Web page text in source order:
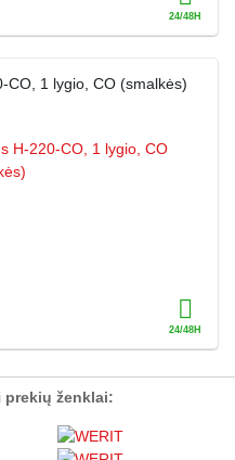
CO, 1 lygio, CO (smalkės)
prekių ženklai: